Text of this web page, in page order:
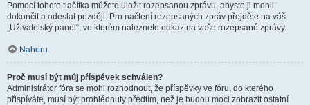
Pomocí tohoto tlačítka můžete uložit rozepsanou zprávu, abyste ji mohli
dokončit a odeslat později. Pro načtení rozepsaných zpráv přejděte na váš
„Uživatelský panel“, ve kterém naleznete odkaz na vaše rozepsané zprávy.
Nahoru
Proč musí být můj příspěvek schválen?
Administrátor fóra se mohl rozhodnout, že příspěvky ve fóru, do kterého
přispíváte, musí být prohlédnuty předtím, než je budou moci zobrazit ostatní